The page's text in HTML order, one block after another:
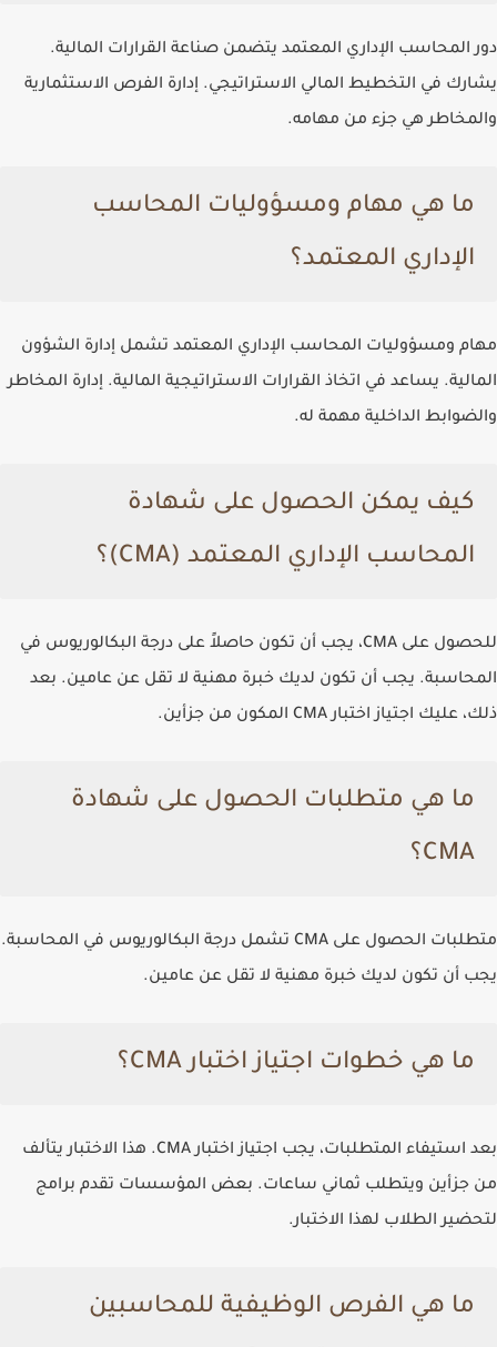
دور المحاسب الإداري المعتمد يتضمن صناعة القرارات المالية.
يشارك في التخطيط المالي الاستراتيجي. إدارة الفرص الاستثمارية
والمخاطر هي جزء من مهامه.
ما هي مهام ومسؤوليات المحاسب
الإداري المعتمد؟
مهام ومسؤوليات المحاسب الإداري المعتمد تشمل إدارة الشؤون
المالية. يساعد في اتخاذ القرارات الاستراتيجية المالية. إدارة المخاطر
والضوابط الداخلية مهمة له.
كيف يمكن الحصول على شهادة
المحاسب الإداري المعتمد (CMA)؟
للحصول على CMA، يجب أن تكون حاصلاً على درجة البكالوريوس في
المحاسبة. يجب أن تكون لديك خبرة مهنية لا تقل عن عامين. بعد
ذلك، عليك اجتياز اختبار CMA المكون من جزأين.
ما هي متطلبات الحصول على شهادة
CMA؟
متطلبات الحصول على CMA تشمل درجة البكالوريوس في المحاسبة.
يجب أن تكون لديك خبرة مهنية لا تقل عن عامين.
ما هي خطوات اجتياز اختبار CMA؟
بعد استيفاء المتطلبات، يجب اجتياز اختبار CMA. هذا الاختبار يتألف
من جزأين ويتطلب ثماني ساعات. بعض المؤسسات تقدم برامج
لتحضير الطلاب لهذا الاختبار.
ما هي الفرص الوظيفية للمحاسبين